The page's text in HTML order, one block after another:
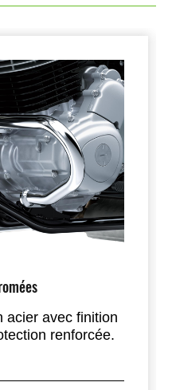
acier avec finition
renforcée.